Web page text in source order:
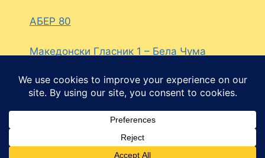
АБЕР 80
Македонски Гласник 1 – Бела Чума
© 2026 Политичка партија ДЕСНА